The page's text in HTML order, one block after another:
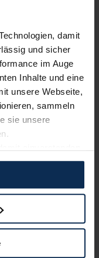
damit
und sicher
im Auge
Inhalte und eine
unsere Webseite,
sammeln
sie unsere
Service zu
Sie dem nicht
uns auf die
somit nicht
unterstützen.
Leasing
für dich 100%
haben
erhalten und